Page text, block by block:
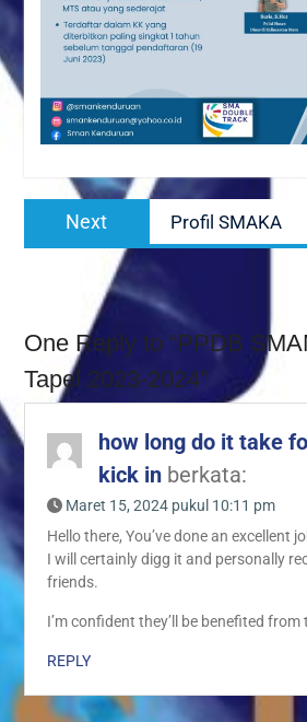
Navigasi
Next
Next
post:
Profil SMAKA
One Reply to “PPDB
Tapel 2023-2024”
how long do it take
kick in berkata:
Maret 15, 2024 pukul 10:11 pm
Hello there, You’ve done an excellent
I will certainly digg it and personally
friends.
I’m confident they’ll be benefited from
REPLY